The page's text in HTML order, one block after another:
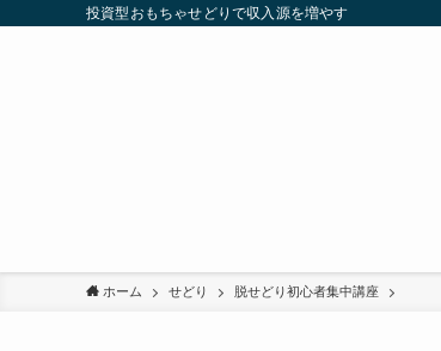
投資型おもちゃせどりで収入源を増やす
ホーム せどり 脱せどり初心者集中講座